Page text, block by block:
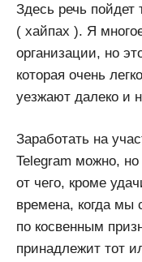
Здесь речь пойдет
( хайпах ). Я
организации, но
которая очень
уезжают далеко и
Заработать на
Telegram можно, но
от чего, кроме
времена, когда мы
по косвенным
принадлежит тот